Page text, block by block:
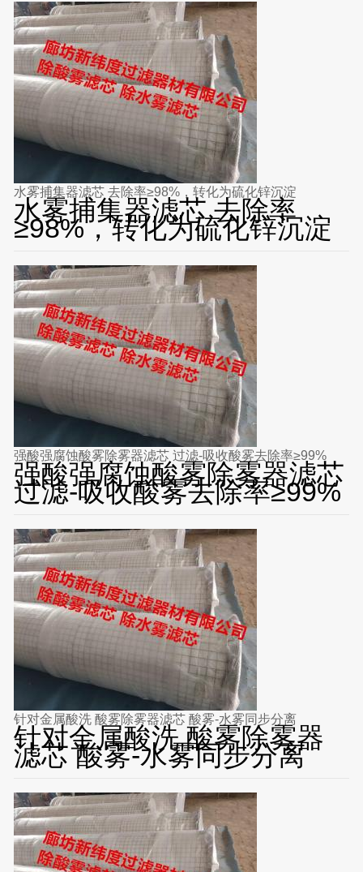
水雾捕集器滤芯 去除率≥98%，转化为硫化锌沉淀
水雾捕集器滤芯 去除率
≥98%，转化为硫化锌沉淀
强酸强腐蚀酸雾除雾器滤芯 过滤-吸收酸雾去除率≥99%
强酸强腐蚀酸雾除雾器滤芯
过滤-吸收酸雾去除率≥99%
针对金属酸洗 酸雾除雾器滤芯 酸雾-水雾同步分离
针对金属酸洗 酸雾除雾器
滤芯 酸雾-水雾同步分离